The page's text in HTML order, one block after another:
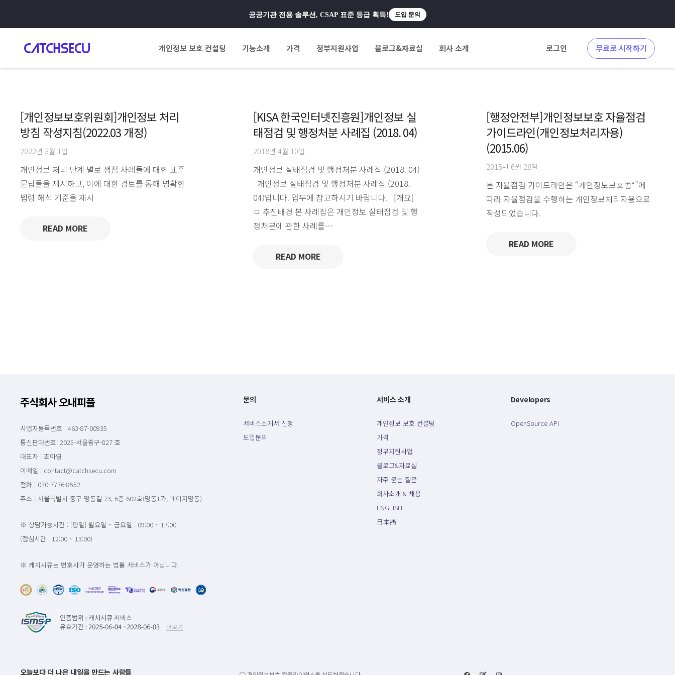
공공기관 전용 솔루션, CSAP 표준 등급 획득! 도입 문의
개인정보 보호 컨설팅 기능소개 가격 정부지원사업 블로그&자료실 회사 소개 로그인 무료로 시작하기
[개인정보보호위원회]개인정보 처리
방침 작성지침(2022.03 개정)
2022년 3월 1일
개인정보 처리 단계 별로 쟁점 사례들에 대한 표준
문답들을 제시하고, 이에 대한 검토를 통해 명확한
법령 해석 기준을 제시
READ MORE
[KISA 한국인터넷진흥원]개인정보 실
태점검 및 행정처분 사례집 (2018. 04)
2018년 4월 10일
개인정보 실태점검 및 행정처분 사례집 (2018. 04)
개인정보 실태점검 및 행정처분 사례집 (2018.
04)입니다. 업무에 참고하시기 바랍니다. [개요]
ㅁ 추진배경 본 사례집은 개인정보 실태점검 및 행
정처분에 관한 사례를…
READ MORE
[행정안전부]개인정보보호 자율점검
가이드라인(개인정보처리자용)
(2015.06)
2015년 6월 28일
본 자율점검 가이드라인은 “개인정보보호법*”에
따라 자율점검을 수행하는 개인정보처리자용으로
작성되었습니다.
READ MORE
주식회사 오내피플
사업자등록번호 : 463-87-00935
통신판매번호: 2025-서울중구-827 호
대표자 : 조아영
이메일 : contact@catchsecu.com
전화 : 070-7776-8552
주소 : 서울특별시 중구 명동길 73, 6층 602호(명동1가, 페이지명동)
※ 상담가능시간 : [평일] 월요일 ~ 금요일 : 09:00 ~ 17:00
(점심시간 : 12:00 ~ 13:00)
※ 캐치시큐는 변호사가 운영하는 법률 서비스가 아닙니다.
문의
서비스소개서 신청
도입문의
서비스 소개
개인정보 보호 컨설팅
가격
정부지원사업
블로그&자료실
자주 묻는 질문
회사소개 & 채용
ENGLISH
日本語
Developers
OpenSource API
오늘보다 더 나은 내일을 만드는 사람들